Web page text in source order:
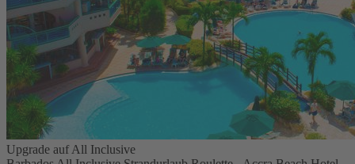
Upgrade auf All Inclusive